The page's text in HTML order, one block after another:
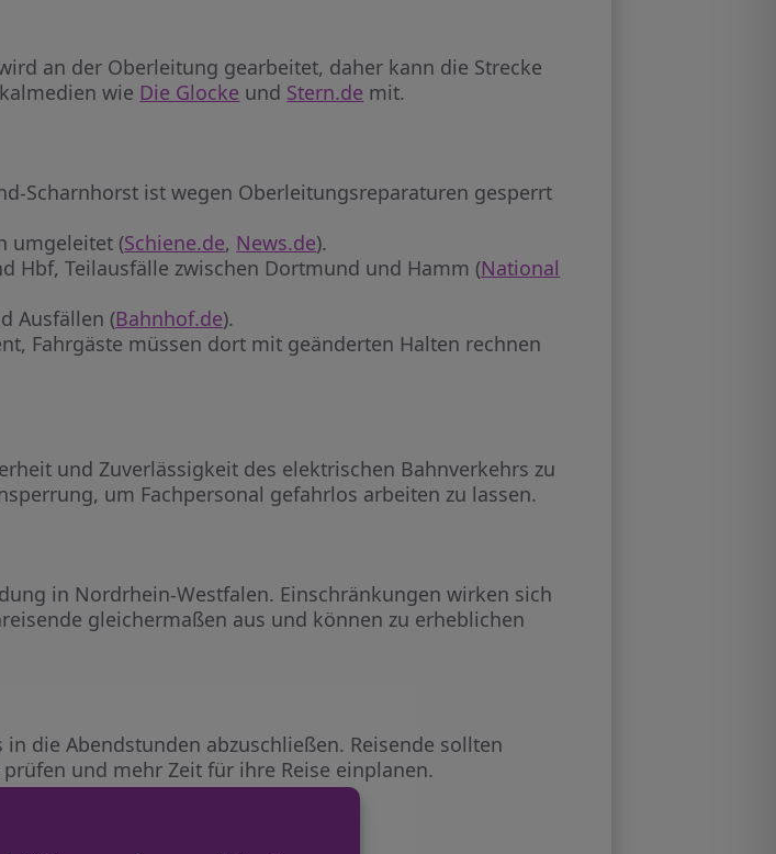
an der Oberleitung gearbeitet, daher kann die Strecke
wie Die Glocke und Stern.de mit.
Scharnhorst ist wegen Oberleitungsreparaturen gesperrt
umgeleitet (Schiene.de, News.de).
Hbf, Teilausfälle zwischen Dortmund und Hamm (National
Ausfällen (Bahnhof.de).
Fahrgäste müssen dort mit geänderten Halten rechnen
und Zuverlässigkeit des elektrischen Bahnverkehrs zu
um Fachpersonal gefahrlos arbeiten zu lassen.
in Nordrhein-Westfalen. Einschränkungen wirken sich
gleichermaßen aus und können zu erheblichen
die Abendstunden abzuschließen. Reisende sollten
und mehr Zeit für ihre Reise einplanen.